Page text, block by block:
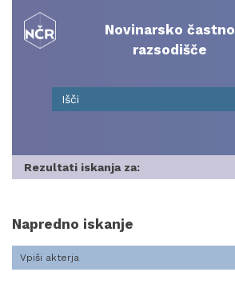
content
Novinarsko častno
razsodišče
Rezultati iskanja za:
Napredno iskanje